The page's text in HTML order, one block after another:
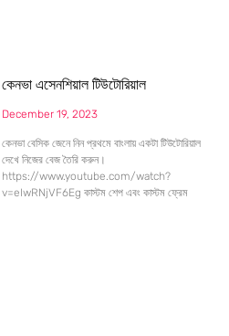
কেনভা এসেনশিয়াল টিউটোরিয়াল
December 19, 2023
কেনভা বেসিক জেনে নিন প্রথমে বাংলায় একটা টিউটোরিয়াল
দেখে নিজের বেজ তৈরি করুন।
https://www.youtube.com/watch?
v=eIwRNjVF6Eg কাস্টম শেপ এবং কাস্টম ফ্রেম